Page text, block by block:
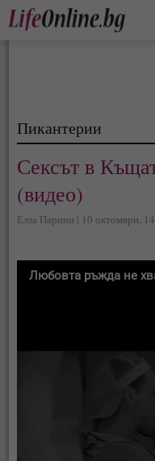
Пикантерии
Сексът в
(видео)
Елза Парини | 10 октомври,